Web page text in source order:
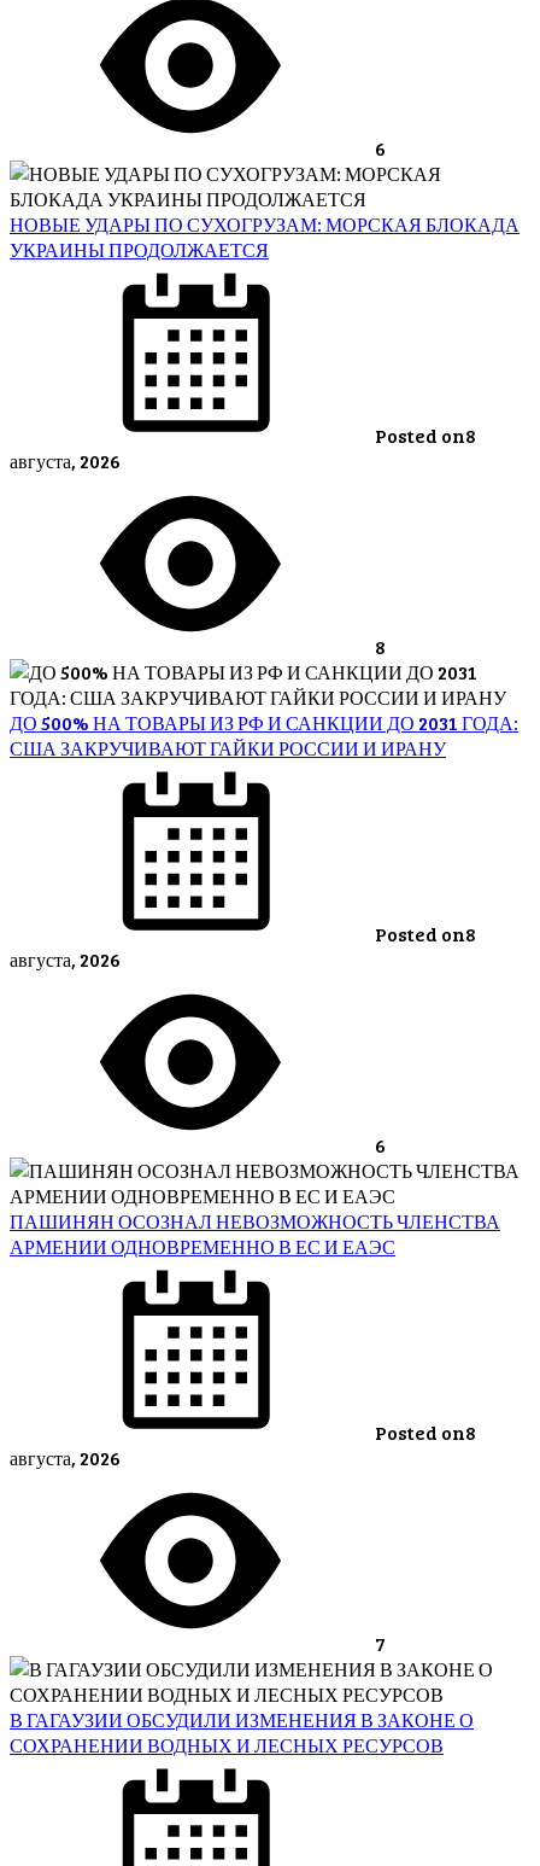
6
НОВЫЕ УДАРЫ ПО СУХОГРУЗАМ: МОРСКАЯ БЛОКАДА
УКРАИНЫ ПРОДОЛЖАЕТСЯ
Posted on8
августа, 2026
8
ДО 500% НА ТОВАРЫ ИЗ РФ И САНКЦИИ ДО 2031 ГОДА:
США ЗАКРУЧИВАЮТ ГАЙКИ РОССИИ И ИРАНУ
Posted on8
августа, 2026
6
ПАШИНЯН ОСОЗНАЛ НЕВОЗМОЖНОСТЬ ЧЛЕНСТВА
АРМЕНИИ ОДНОВРЕМЕННО В ЕС И ЕАЭС
Posted on8
августа, 2026
7
В ГАГАУЗИИ ОБСУДИЛИ ИЗМЕНЕНИЯ В ЗАКОНЕ О
СОХРАНЕНИИ ВОДНЫХ И ЛЕСНЫХ РЕСУРСОВ